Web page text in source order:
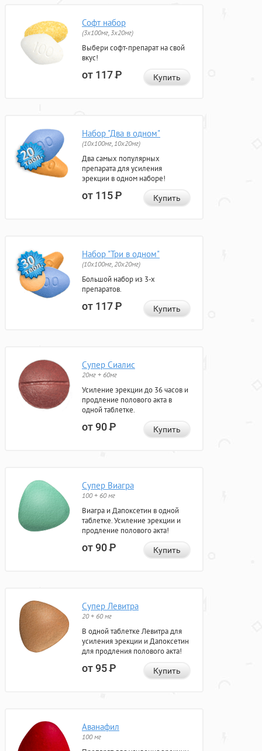
Софт набор
(3x100мг, 3x20мг)
Выбери софт-препарат на свой
вкус!
от 117Р Купить
Набор "Два в одном"
(10x100мг, 10x20мг)
Два самых популярных
препарата для усиления
эрекции в одном наборе!
от 115Р Купить
Набор "Три в одном"
(10x100мг, 20x20мг)
Большой набор из 3-х
препаратов.
от 117Р Купить
Супер Сиалис
20мг + 60мг
Усиление эрекции до 36 часов и
продление полового акта в
одной таблетке.
от 90Р Купить
Супер Виагра
100 + 60 мг
Виагра и Дапоксетин в одной
таблетке. Усиление эрекции и
продление полового акта!
от 90Р Купить
Супер Левитра
20 + 60 мг
В одной таблетке Левитра для
усиления эрекции и Дапоксетин
для продления полового акта!
от 95Р Купить
Аванафил
100 мг